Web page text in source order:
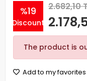
%19
Discount
2.682,10
The product is
Add to my favorites